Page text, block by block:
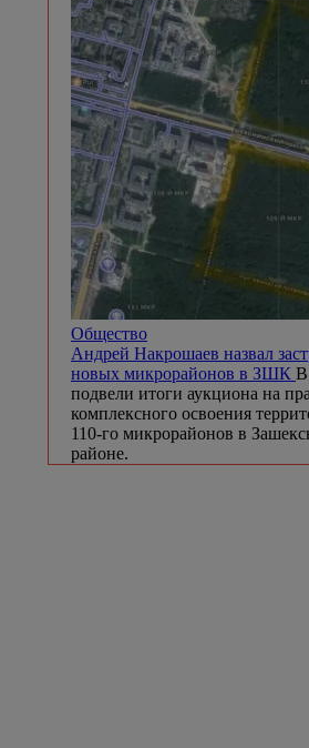
Общество
Андрей Накрошаев назвал
новых микрорайонов в ЗШК В
подвели итоги аукциона на
комплексного освоения
110-го микрорайонов в
районе.